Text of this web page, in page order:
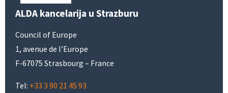
ALDA kancelarija u Strazburu
Council of Europe
1, avenue de l’Europe
F-67075 Strasbourg – France
Tel: +33 3 90 21 45 93